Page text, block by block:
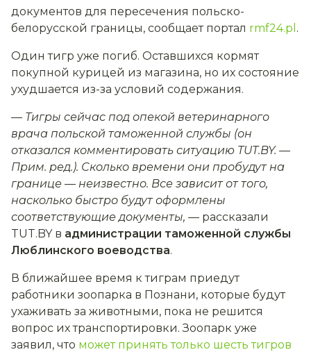
документов для пересечения польско-
белорусской границы, сообщает портал rmf24.pl .
Один тигр уже погиб. Оставшихся кормят
покупной курицей из магазина, но их состояние
ухудшается из-за условий содержания.
— Тигры сейчас под опекой ветеринарного
врача польской таможенной службы (он
отказался комментировать ситуацию TUT.BY. —
Прим. ред.). Сколько времени они пробудут на
границе — неизвестно. Все зависит от того,
насколько быстро будут оформлены
соответствующие документы, — рассказали
TUT.BY в администрации таможенной службы
Люблинского воеводства.
В ближайшее время к тиграм приедут
работники зоопарка в Познани, которые будут
ухаживать за животными, пока не решится
вопрос их транспортировки. Зоопарк уже
заявил, что может принять только шесть тигров